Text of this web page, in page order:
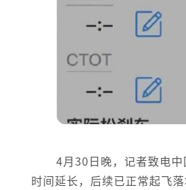
4月30日晚，记者致电
时间延长，后续已正常起飞